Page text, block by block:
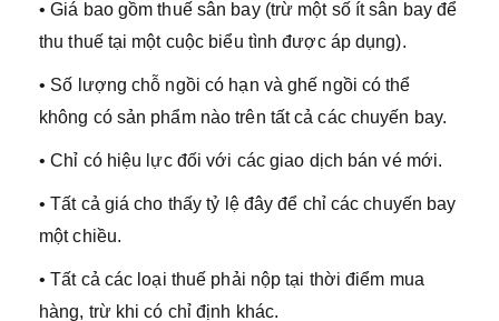
• Giá bao gồm thuế sân bay (trừ một số ít sân bay để
thu thuế tại một cuộc biểu tình được áp dụng).
• Số lượng chỗ ngồi có hạn và ghế ngồi có thể
không có sản phẩm nào trên tất cả các chuyến bay.
• Chỉ có hiệu lực đối với các giao dịch bán vé mới.
• Tất cả giá cho thấy tỷ lệ đây để chỉ các chuyến bay
một chiều.
• Tất cả các loại thuế phải nộp tại thời điểm mua
hàng, trừ khi có chỉ định khác.